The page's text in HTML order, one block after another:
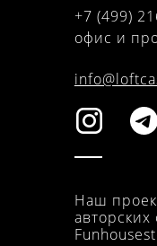
+7 (499)
офис и
Наш